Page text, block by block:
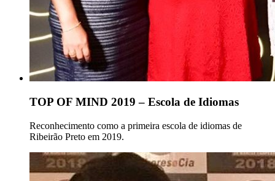
TOP OF MIND 2019 – Escola de Idiomas
Reconhecimento como a primeira escola de idiomas de
Ribeirão Preto em 2019.